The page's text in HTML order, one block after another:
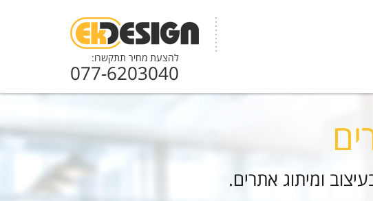
להצעת מחיר תתקשרו:
077-6203040
ומיתוג אתרים.